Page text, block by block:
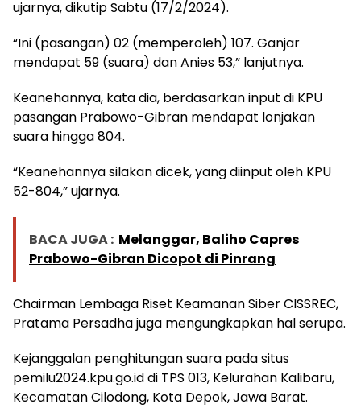
ujarnya, dikutip Sabtu (17/2/2024).
“Ini (pasangan) 02 (memperoleh) 107. Ganjar
mendapat 59 (suara) dan Anies 53,” lanjutnya.
Keanehannya, kata dia, berdasarkan input di KPU
pasangan Prabowo-Gibran mendapat lonjakan
suara hingga 804.
“Keanehannya silakan dicek, yang diinput oleh KPU
52-804,” ujarnya.
BACA JUGA : Melanggar, Baliho Capres
Prabowo-Gibran Dicopot di Pinrang
Chairman Lembaga Riset Keamanan Siber CISSREC,
Pratama Persadha juga mengungkapkan hal serupa.
Kejanggalan penghitungan suara pada situs
pemilu2024.kpu.go.id di TPS 013, Kelurahan Kalibaru,
Kecamatan Cilodong, Kota Depok, Jawa Barat.